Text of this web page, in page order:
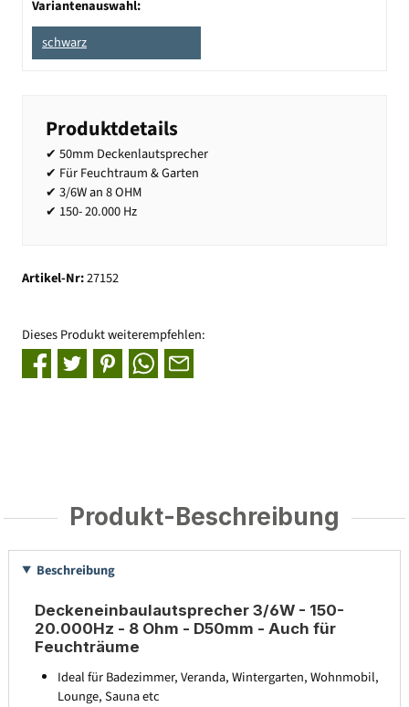
Variantenauswahl:
schwarz
Produktdetails
✔ 50mm Deckenlautsprecher
✔ Für Feuchtraum & Garten
✔ 3/6W an 8 OHM
✔ 150- 20.000 Hz
Artikel-Nr:27152
Dieses Produkt weiterempfehlen:
Produkt-Beschreibung
Beschreibung
Deckeneinbaulautsprecher 3/6W - 150-
20.000Hz - 8 Ohm - D50mm - Auch für
Feuchträume
Ideal für Badezimmer, Veranda, Wintergarten, Wohnmobil,
Lounge, Sauna etc